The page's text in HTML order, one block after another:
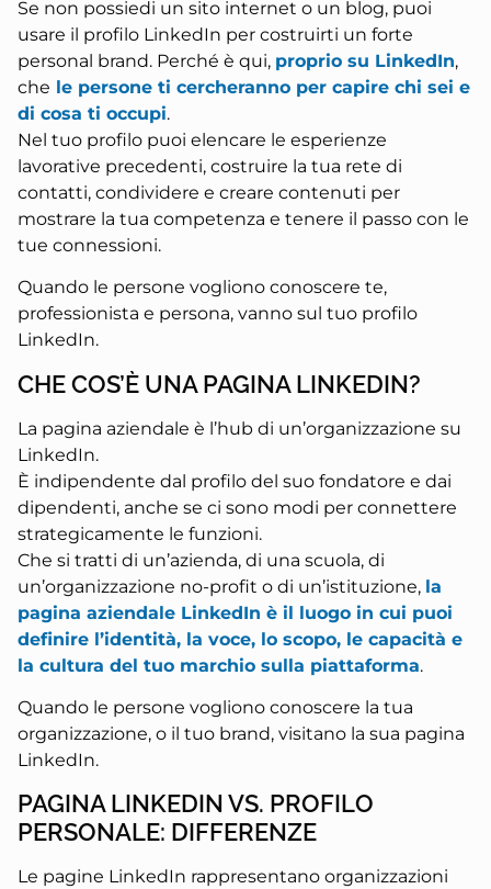
Se non possiedi un sito internet o un blog, puoi
usare il profilo LinkedIn per costruirti un forte
personal brand. Perché è qui, proprio su LinkedIn,
che le persone ti cercheranno per capire chi sei e
di cosa ti occupi.
Nel tuo profilo puoi elencare le esperienze
lavorative precedenti, costruire la tua rete di
contatti, condividere e creare contenuti per
mostrare la tua competenza e tenere il passo con le
tue connessioni.
Quando le persone vogliono conoscere te,
professionista e persona, vanno sul tuo profilo
LinkedIn.
CHE COS’È UNA PAGINA LINKEDIN?
La pagina aziendale è l’hub di un’organizzazione su
LinkedIn.
È indipendente dal profilo del suo fondatore e dai
dipendenti, anche se ci sono modi per connettere
strategicamente le funzioni.
Che si tratti di un’azienda, di una scuola, di
un’organizzazione no-profit o di un’istituzione, la
pagina aziendale LinkedIn è il luogo in cui puoi
definire l’identità, la voce, lo scopo, le capacità e
la cultura del tuo marchio sulla piattaforma.
Quando le persone vogliono conoscere la tua
organizzazione, o il tuo brand, visitano la sua pagina
LinkedIn.
PAGINA LINKEDIN VS. PROFILO
PERSONALE: DIFFERENZE
Le pagine LinkedIn rappresentano organizzazioni